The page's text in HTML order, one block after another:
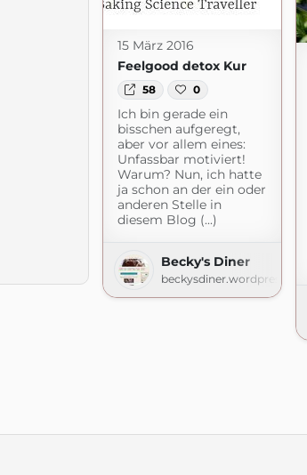
15 März 2016
Feelgood detox Kur
58 0
Ich bin gerade ein
bisschen aufgeregt,
aber vor allem eines:
Unfassbar motiviert!
Warum? Nun, ich hatte
ja schon an der ein oder
anderen Stelle in
diesem Blog (...)
Becky's Diner
beckysdiner.wordpress.com